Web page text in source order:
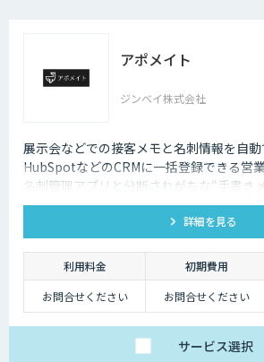
アポメイト
ジンベイ株式会社
展示会などでの接客メモと名刺情報を自動
HubSpotなどのCRMに一括登録できる営
名刺管理アプリと分断されがちな“手書き
成AIで読み取ります。
詳細を見る
利用料金 初期費用
お問合せください
お問合せください
サービス選択